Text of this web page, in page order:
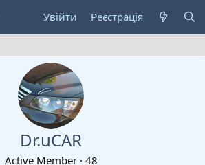
Увійти Реєстрація
Dr.uCAR
Active Member · 48